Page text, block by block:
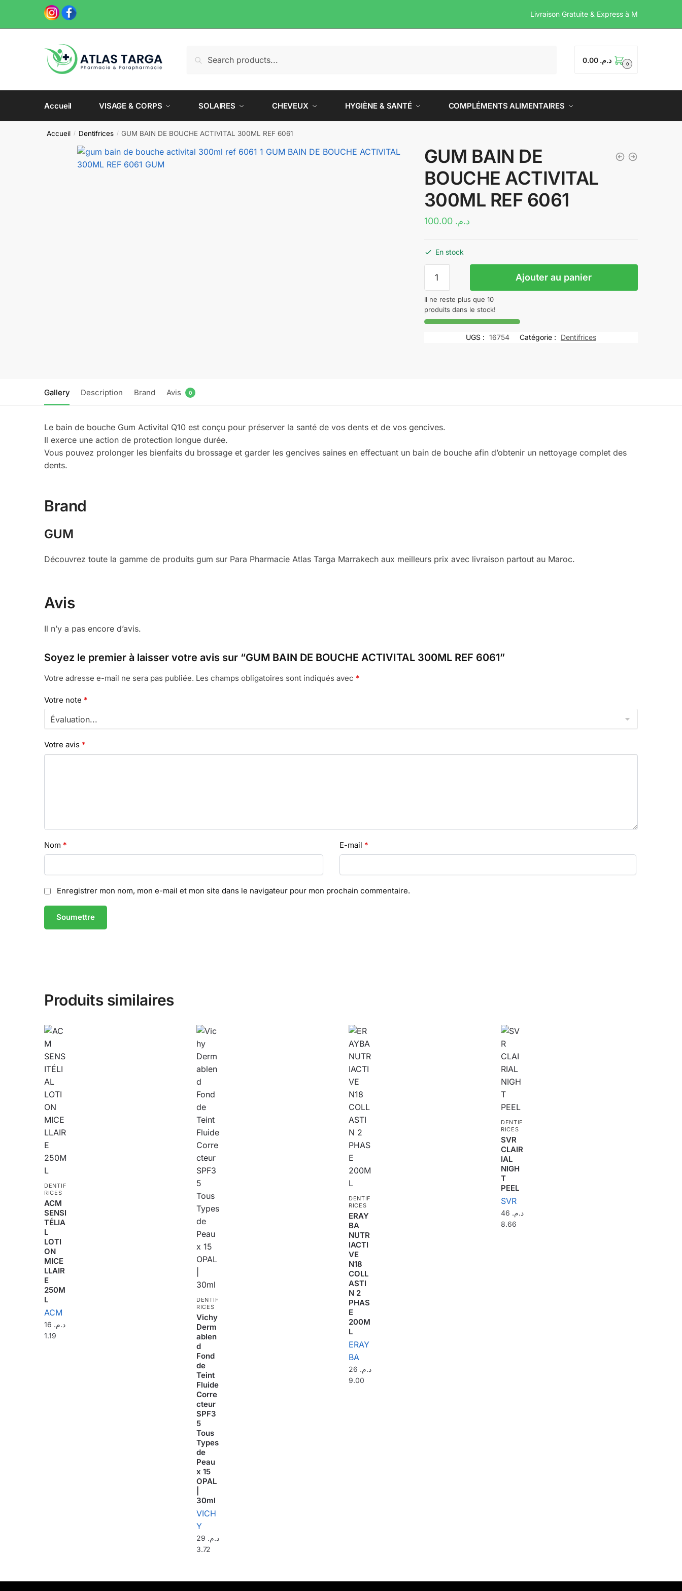
navigation
content
Livraison Gratuite &
pour :
د.م. 0.00 0
Accueil VISAGE & CORPS SOLAIRES CHEVEUX HYGIÈNE & SANTÉ COMPLÉMENTS ALIMENTAIRES
Accueil / Dentifrices / GUM BAIN DE BOUCHE ACTIVITAL 300ML REF 6061
GUM BAIN DE
BOUCHE ACTIVITAL
300ML REF 6061
د.م. 100.00
En stock
GUM
BAIN
DE
Ajouter au panier
Il ne reste plus que 10
produits dans le stock!
UGS : 16754 Catégorie : Dentifrices
Gallery Description Brand Avis 0
Le bain de bouche Gum Activital Q10 est conçu pour préserver la santé de vos dents et de vos gencives.
Il exerce une action de protection longue durée.
Vous pouvez prolonger les bienfaits du brossage et garder les gencives saines en effectuant un bain de bouche afin d’obtenir un nettoyage complet des
dents.
Brand
GUM
Découvrez toute la gamme de produits gum sur Para Pharmacie Atlas Targa Marrakech aux meilleurs prix avec livraison partout au Maroc.
Avis
Il n’y a pas encore d’avis.
Soyez le premier à laisser votre avis sur “GUM BAIN DE BOUCHE ACTIVITAL 300ML REF 6061”
Votre adresse e-mail ne sera pas publiée. Les champs obligatoires sont indiqués avec *
Votre note *
Votre avis *
Nom * E-mail *
Enregistrer mon nom, mon e-mail et mon site dans le navigateur pour mon prochain commentaire.
Produits similaires
DENTIF
RICES
ACM
SENSI
TÉLIA
L
LOTI
ON
MICE
LLAIR
E
250M
L
ACM
د.م. 16
1.19
DENTIF
RICES
Vichy
Derm
ablen
d
Fond
de
Teint
Fluide
Corre
cteur
SPF3
5
Tous
Types
de
Peau
x 15
OPAL
30ml
VICH
Y
د.م. 29
3.72
DENTIF
RICES
ERAY
BA
NUTR
IACTI
VE
N18
COLL
ASTI
N 2
PHAS
E
200M
L
ERAY
BA
د.م. 26
9.00
DENTIF
RICES
SVR
CLAIR
IAL
NIGH
T
PEEL
SVR
د.م. 46
8.66